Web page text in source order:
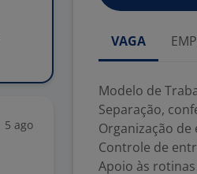
5 ago
VAGA
Modelo de
Separação,
Organização
Controle de
Apoio às